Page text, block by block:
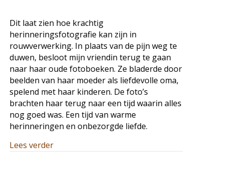
kan
zijn
in
rouwverwerking.
Dit laat zien hoe krachtig
herinneringsfotografie kan zijn in
rouwverwerking. In plaats van de pijn weg te
duwen, besloot mijn vriendin terug te gaan
naar haar oude fotoboeken. Ze bladerde door
beelden van haar moeder als liefdevolle oma,
spelend met haar kinderen. De foto’s
brachten haar terug naar een tijd waarin alles
nog goed was. Een tijd van warme
herinneringen en onbezorgde liefde.
Lees verderabout Dit laat zien hoe krachtig